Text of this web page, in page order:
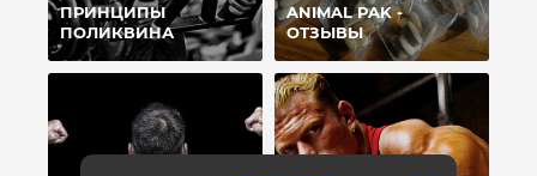
ПРИНЦИПЫ
ПОЛИКВИНА
ANIMAL PAK -
ОТЗЫВЫ